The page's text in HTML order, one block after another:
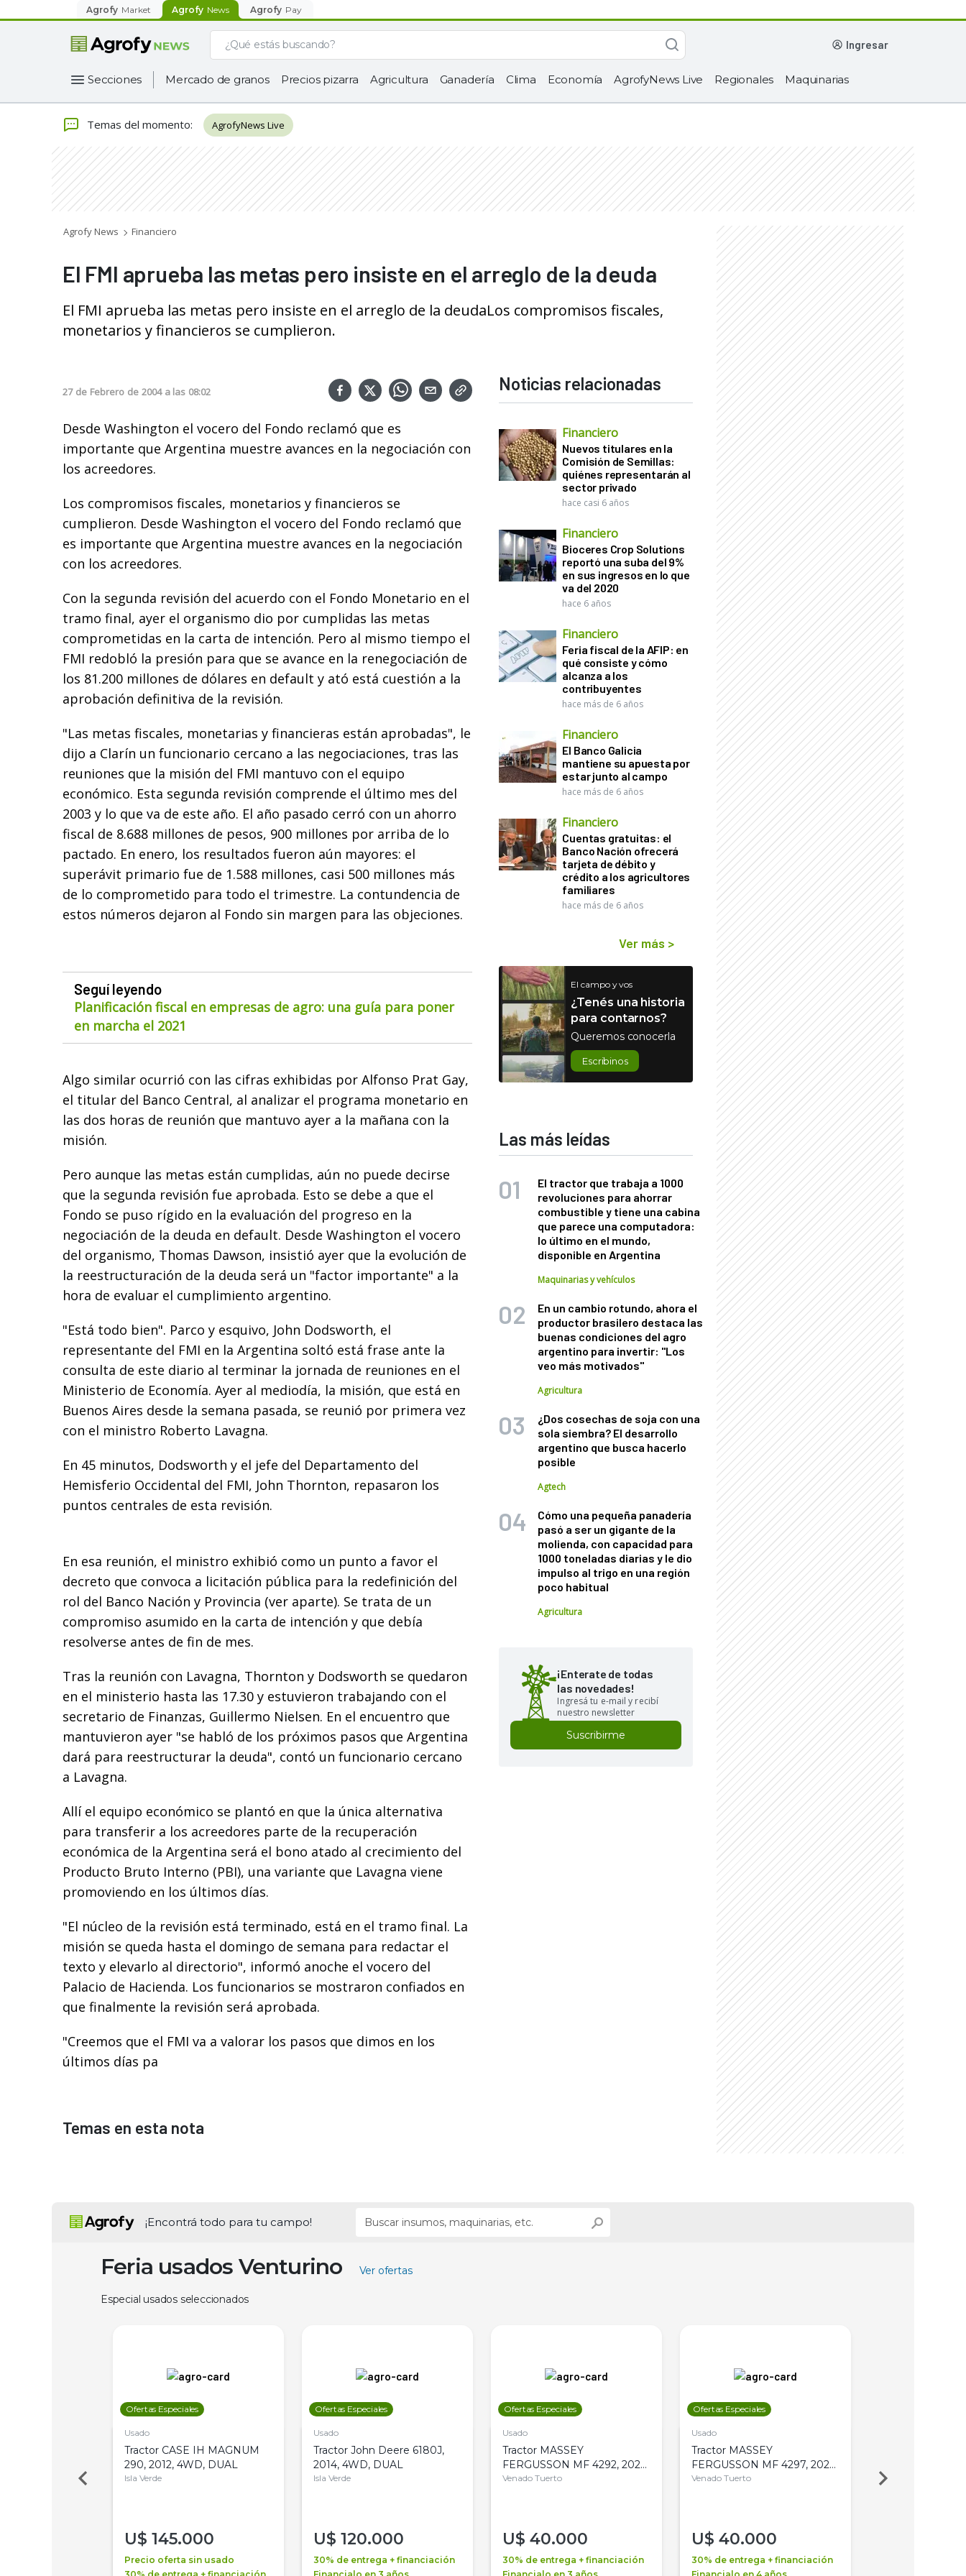
Agrofy Market Agrofy News Agrofy Pay
ingresar
Secciones Mercado de granos Precios pizarra Agricultura Ganadería Clima Economía AgrofyNews Live Regionales Maquinarias
Temas del momento: AgrofyNews Live
Agrofy News Financiero
El FMI aprueba las metas pero insiste en el arreglo de la deuda
El FMI aprueba las metas pero insiste en el arreglo de la deudaLos compromisos fiscales,
monetarios y financieros se cumplieron.
27 de Febrero de 2004 a las 08:02
Desde Washington el vocero del Fondo reclamó que es
importante que Argentina muestre avances en la negociación con
los acreedores.
Los compromisos fiscales, monetarios y financieros se
cumplieron. Desde Washington el vocero del Fondo reclamó que
es importante que Argentina muestre avances en la negociación
con los acreedores.
Con la segunda revisión del acuerdo con el Fondo Monetario en el
tramo final, ayer el organismo dio por cumplidas las metas
comprometidas en la carta de intención. Pero al mismo tiempo el
FMI redobló la presión para que se avance en la renegociación de
los 81.200 millones de dólares en default y ató está cuestión a la
aprobación definitiva de la revisión.
"Las metas fiscales, monetarias y financieras están aprobadas", le
dijo a Clarín un funcionario cercano a las negociaciones, tras las
reuniones que la misión del FMI mantuvo con el equipo
económico. Esta segunda revisión comprende el último mes del
2003 y lo que va de este año. El año pasado cerró con un ahorro
fiscal de 8.688 millones de pesos, 900 millones por arriba de lo
pactado. En enero, los resultados fueron aún mayores: el
superávit primario fue de 1.588 millones, casi 500 millones más
de lo comprometido para todo el trimestre. La contundencia de
estos números dejaron al Fondo sin margen para las objeciones.
Seguí leyendo
Planificación fiscal en empresas de agro: una guía para poner
en marcha el 2021
Algo similar ocurrió con las cifras exhibidas por Alfonso Prat Gay,
el titular del Banco Central, al analizar el programa monetario en
las dos horas de reunión que mantuvo ayer a la mañana con la
misión.
Pero aunque las metas están cumplidas, aún no puede decirse
que la segunda revisión fue aprobada. Esto se debe a que el
Fondo se puso rígido en la evaluación del progreso en la
negociación de la deuda en default. Desde Washington el vocero
del organismo, Thomas Dawson, insistió ayer que la evolución de
la reestructuración de la deuda será un "factor importante" a la
hora de evaluar el cumplimiento argentino.
"Está todo bien". Parco y esquivo, John Dodsworth, el
representante del FMI en la Argentina soltó está frase ante la
consulta de este diario al terminar la jornada de reuniones en el
Ministerio de Economía. Ayer al mediodía, la misión, que está en
Buenos Aires desde la semana pasada, se reunió por primera vez
con el ministro Roberto Lavagna.
En 45 minutos, Dodsworth y el jefe del Departamento del
Hemisferio Occidental del FMI, John Thornton, repasaron los
puntos centrales de esta revisión.
En esa reunión, el ministro exhibió como un punto a favor el
decreto que convoca a licitación pública para la redefinición del
rol del Banco Nación y Provincia (ver aparte). Se trata de un
compromiso asumido en la carta de intención y que debía
resolverse antes de fin de mes.
Tras la reunión con Lavagna, Thornton y Dodsworth se quedaron
en el ministerio hasta las 17.30 y estuvieron trabajando con el
secretario de Finanzas, Guillermo Nielsen. En el encuentro que
mantuvieron ayer "se habló de los próximos pasos que Argentina
dará para reestructurar la deuda", contó un funcionario cercano
a Lavagna.
Allí el equipo económico se plantó en que la única alternativa
para transferir a los acreedores parte de la recuperación
económica de la Argentina será el bono atado al crecimiento del
Producto Bruto Interno (PBI), una variante que Lavagna viene
promoviendo en los últimos días.
"El núcleo de la revisión está terminado, está en el tramo final. La
misión se queda hasta el domingo de semana para redactar el
texto y elevarlo al directorio", informó anoche el vocero del
Palacio de Hacienda. Los funcionarios se mostraron confiados en
que finalmente la revisión será aprobada.
"Creemos que el FMI va a valorar los pasos que dimos en los
últimos días pa
Noticias relacionadas
Financiero
Nuevos titulares en la
Comisión de Semillas:
quiénes representarán al
sector privado
hace casi 6 años
Financiero
Bioceres Crop Solutions
reportó una suba del 9%
en sus ingresos en lo que
va del 2020
hace 6 años
Financiero
Feria fiscal de la AFIP: en
qué consiste y cómo
alcanza a los
contribuyentes
hace más de 6 años
Financiero
El Banco Galicia
mantiene su apuesta por
estar junto al campo
hace más de 6 años
Financiero
Cuentas gratuitas: el
Banco Nación ofrecerá
tarjeta de débito y
crédito a los agricultores
familiares
hace más de 6 años
Ver más >
El campo y vos
¿Tenés una historia
para contarnos?
Queremos conocerla
Escribinos
Las más leídas
El tractor que trabaja a 1000
revoluciones para ahorrar
combustible y tiene una cabina
que parece una computadora:
lo último en el mundo,
disponible en Argentina
Maquinarias y vehículos
En un cambio rotundo, ahora el
productor brasilero destaca las
buenas condiciones del agro
argentino para invertir: "Los
veo más motivados"
Agricultura
¿Dos cosechas de soja con una
sola siembra? El desarrollo
argentino que busca hacerlo
posible
Agtech
Cómo una pequeña panadería
pasó a ser un gigante de la
molienda, con capacidad para
1000 toneladas diarias y le dio
impulso al trigo en una región
poco habitual
Agricultura
¡Enterate de todas
las novedades!
Ingresá tu e-mail y recibí
nuestro newsletter
Suscribirme
Temas en esta nota
¡Encontrá todo para tu campo!
Feria usados Venturino Ver ofertas
Especial usados seleccionados
Ofertas Especiales
Usado
Tractor CASE IH MAGNUM
290, 2012, 4WD, DUAL
Isla Verde
U$ 145.000
Precio oferta sin usado
Ofertas Especiales
Usado
Tractor John Deere 6180J,
2014, 4WD, DUAL
Isla Verde
U$ 120.000
30% de entrega + financiación
Ofertas Especiales
Usado
Tractor MASSEY
FERGUSSON MF 4292, 2020,
4WD, PATON
Venado Tuerto
U$ 40.000
30% de entrega + financiación
Ofertas Especiales
Usado
Tractor MASSEY
FERGUSSON MF 4297, 2020,
4WD, PATON
Venado Tuerto
U$ 40.000
30% de entrega + financiación
Venado Tuerto